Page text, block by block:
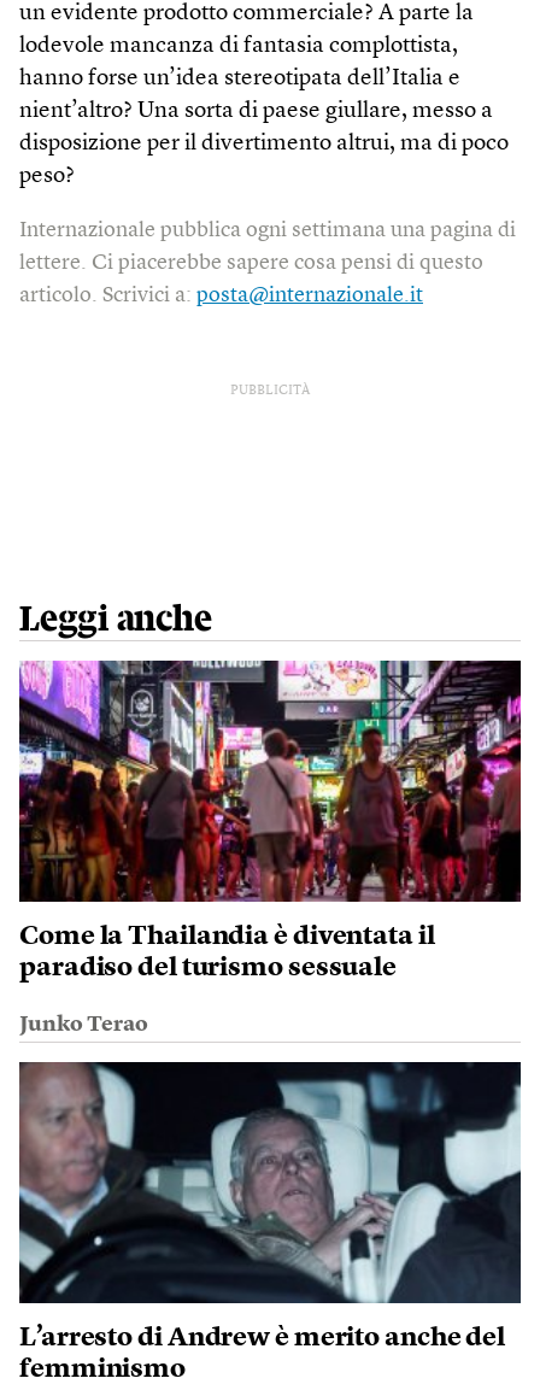
un evidente prodotto commerciale? A parte la
lodevole mancanza di fantasia complottista,
hanno forse un’idea stereotipata dell’Italia e
nient’altro? Una sorta di paese giullare, messo a
disposizione per il divertimento altrui, ma di poco
peso?
Internazionale pubblica ogni settimana una pagina di
lettere. Ci piacerebbe sapere cosa pensi di questo
articolo. Scrivici a: posta@internazionale.it
PUBBLICITÀ
Leggi anche
Come la Thailandia è diventata il
paradiso del turismo sessuale
Junko Terao
L’arresto di Andrew è merito anche del
femminismo